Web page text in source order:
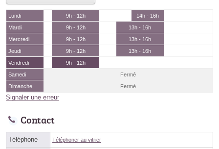
Lundi 9h - 12h
14h - 16h
Mardi
9h - 12h
13h - 16h
Mercredi
9h - 12h
13h - 16h
Jeudi
9h - 12h
13h - 16h
Vendredi
9h - 12h
Samedi
Fermé
Dimanche
Fermé
Signaler une erreur
Contact
Téléphone Téléphoner au vitrier